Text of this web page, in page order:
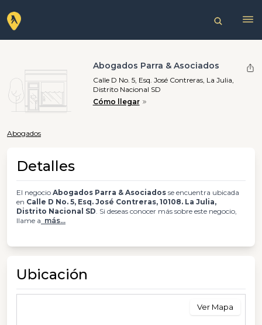
Abogados Parra & Asociados
Calle D No. 5, Esq. José Contreras, La Julia,
Distrito Nacional SD
Cómo llegar
Abogados
Detalles
El negocio Abogados Parra & Asociados se encuentra ubicada
en Calle D No. 5, Esq. José Contreras, 10108. La Julia,
Distrito Nacional SD. Si deseas conocer más sobre este negocio,
llame a más...
Ubicación
Ver Mapa